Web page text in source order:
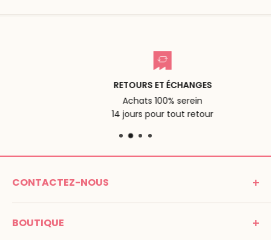
RETOURS ET ÉCHANGES
Achats 100% serein
14 jours pour tout retour
CONTACTEZ-NOUS
MONTESSORI SPIRIT
Promenade Jean Dalba
BOUTIQUE